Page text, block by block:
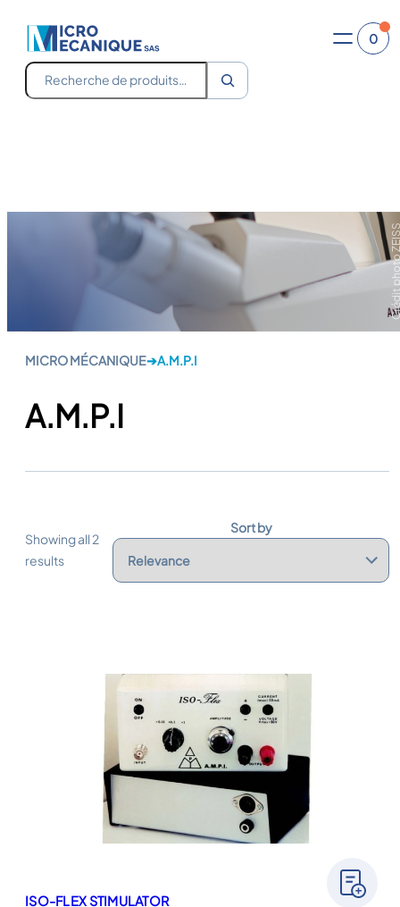
content
0
Recherche
Crédit
MICRO MÉCANIQUE➔A.M.P.I
A.M.P.I
Showing all 2
results
Sort by
ISO-FLEX STIMULATOR
Crédit photo Zeiss
Crédit photo Zeiss